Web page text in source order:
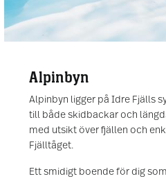
Alpinbyn
Alpinbyn ligger på Idre Fjälls
till både skidbackar och
med utsikt över fjällen och
Fjälltåget.
Ett smidigt boende för dig